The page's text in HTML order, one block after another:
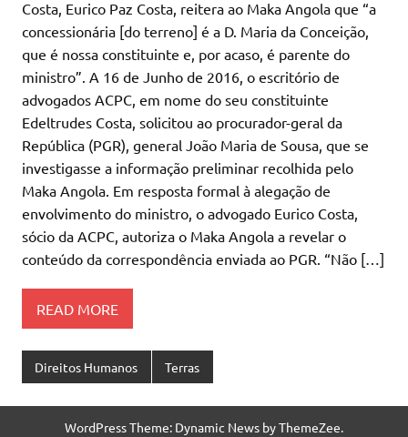
Costa, Eurico Paz Costa, reitera ao Maka Angola que “a
concessionária [do terreno] é a D. Maria da Conceição,
que é nossa constituinte e, por acaso, é parente do
ministro”. A 16 de Junho de 2016, o escritório de
advogados ACPC, em nome do seu constituinte
Edeltrudes Costa, solicitou ao procurador-geral da
República (PGR), general João Maria de Sousa, que se
investigasse a informação preliminar recolhida pelo
Maka Angola. Em resposta formal à alegação de
envolvimento do ministro, o advogado Eurico Costa,
sócio da ACPC, autoriza o Maka Angola a revelar o
conteúdo da correspondência enviada ao PGR. “Não […]
READ MORE
Direitos Humanos Terras
WordPress Theme: Dynamic News by ThemeZee.